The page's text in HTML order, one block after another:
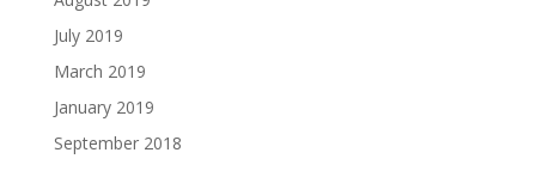
July 2019
March 2019
January 2019
September 2018